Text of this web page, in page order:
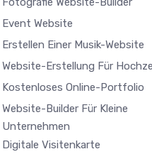
Event Website
Erstellen Einer Musik-Website
Website-Erstellung Für
Kostenloses Online-Portfolio
Website-Builder Für Kleine
Unternehmen
Digitale Visitenkarte